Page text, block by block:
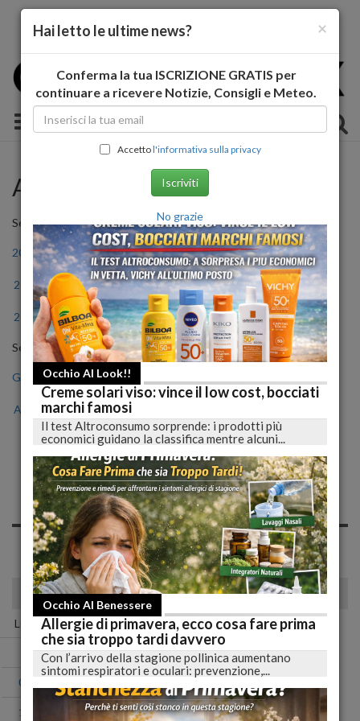
Toggle navigation
Archivio Storico
Seleziona l'anno
2011 2012 2013 2014 2015 2016
2017 2018 2019 2020 2021 2022
2023 2024 2025 2026
Seleziona il mese
Gen Feb Mar
Ago Set Ott
Notizie di Giovedì, 06
Giugno 2019
Spiacente, non sono presenti news nell'archivio per questo
giorno!
giugno 2019
Lun Mar Mer Gio Ven Sab Dom
01 02
03
10 11 12 13 14 15 16
×
Hai letto le ultime news?
Conferma la tua ISCRIZIONE GRATIS per
continuare a ricevere Notizie, Consigli e Meteo.
Accettol'informativa sulla privacy
Iscriviti
No grazie
Occhio Al Look!!
Creme solari viso: vince il low cost, bocciati
marchi famosi
Il test Altroconsumo sorprende: i prodotti più
economici guidano la classifica mentre alcuni...
Occhio Al Benessere
Allergie di primavera, ecco cosa fare prima
che sia troppo tardi davvero
Con l’arrivo della stagione pollinica aumentano
sintomi respiratori e oculari: prevenzione,...